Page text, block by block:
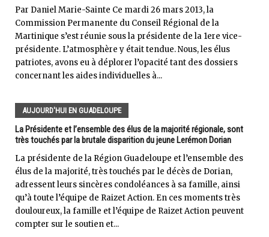
Par Daniel Marie-Sainte Ce mardi 26 mars 2013, la
Commission Permanente du Conseil Régional de la
Martinique s’est réunie sous la présidente de la 1ere vice-
présidente. L’atmosphère y était tendue. Nous, les élus
patriotes, avons eu à déplorer l’opacité tant des dossiers
concernant les aides individuelles à...
AUJOURD'HUI EN GUADELOUPE
La Présidente et l’ensemble des élus de la majorité régionale, sont
très touchés par la brutale disparition du jeune Lerémon Dorian
La présidente de la Région Guadeloupe et l’ensemble des
élus de la majorité, très touchés par le décès de Dorian,
adressent leurs sincères condoléances à sa famille, ainsi
qu’à toute l’équipe de Raizet Action. En ces moments très
douloureux, la famille et l’équipe de Raizet Action peuvent
compter sur le soutien et...